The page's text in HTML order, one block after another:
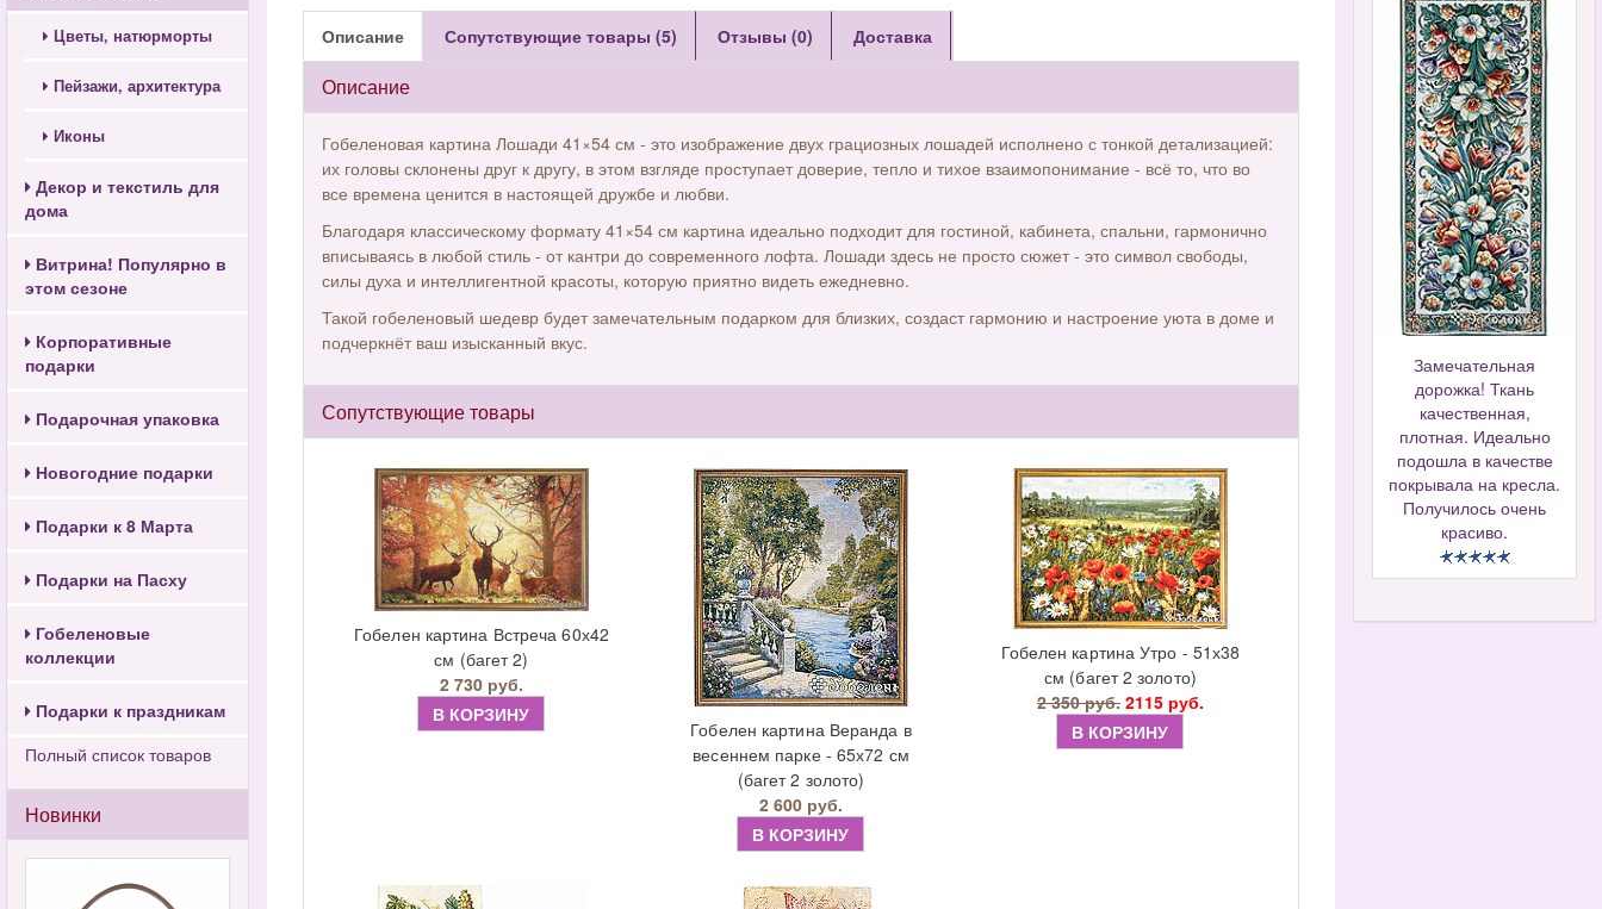
Цветы, натюрморты
Пейзажи, архитектура
Иконы
Декор и текстиль для
дома
Витрина! Популярно в
этом сезоне
Корпоративные
подарки
Подарочная упаковка
Новогодние подарки
Подарки к 8 Марта
Подарки на Пасху
Гобеленовые
коллекции
Подарки к праздникам
Полный список товаров
Новинки
Описание Сопутствующие товары (5) Отзывы (0) Доставка
Описание
Гобеленовая картина Лошади 41×54 см - это изображение двух грациозных лошадей исполнено с тонкой детализацией:
их головы склонены друг к другу, в этом взгляде проступает доверие, тепло и тихое взаимопонимание - всё то, что во
все времена ценится в настоящей дружбе и любви.
Благодаря классическому формату 41×54 см картина идеально подходит для гостиной, кабинета, спальни, гармонично
вписываясь в любой стиль - от кантри до современного лофта. Лошади здесь не просто сюжет - это символ свободы,
силы духа и интеллигентной красоты, которую приятно видеть ежедневно.
Такой гобеленовый шедевр будет замечательным подарком для близких, создаст гармонию и настроение уюта в доме и
подчеркнёт ваш изысканный вкус.
Сопутствующие товары
Гобелен картина Встреча 60х42
см (багет 2)
2 730 руб.
В КОРЗИНУ
Гобелен картина Веранда в
весеннем парке - 65х72 см
(багет 2 золото)
2 600 руб.
В КОРЗИНУ
Гобелен картина Утро - 51х38
см (багет 2 золото)
2 350 руб. 2115 руб.
В КОРЗИНУ
Замечательная
дорожка! Ткань
качественная,
плотная. Идеально
подошла в качестве
покрывала на кресла.
Получилось очень
красиво.